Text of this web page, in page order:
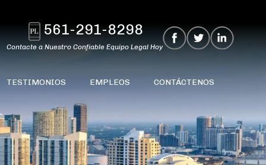
561-291-8298
Contacte a Nuestro Confiable Equipo Legal Hoy
TESTIMONIOS EMPLEOS CONTÁCTENOS